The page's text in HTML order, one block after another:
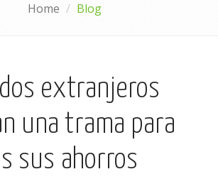
Home Blog
extranjeros
una trama para
sus ahorros